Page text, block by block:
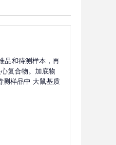
品和待测样本，再
复合物。加底物
测样品中 大鼠基质